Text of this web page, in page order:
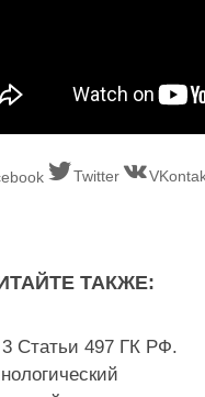
Twitter
ТАКЖЕ:
3 Статьи 497 ГК РФ.